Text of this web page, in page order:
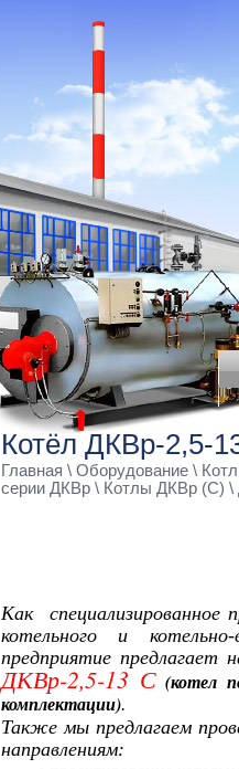
Котёл ДКВр-2,5-
Главная \ Оборудование \
серии ДКВр \ Котлы ДКВр (С) \
Как специализированное
котельного и котельно-
предприятие предлагает
ДКВр-2,5-13 С (котел
комплектации).
Также мыпредлагаем
направлениям: